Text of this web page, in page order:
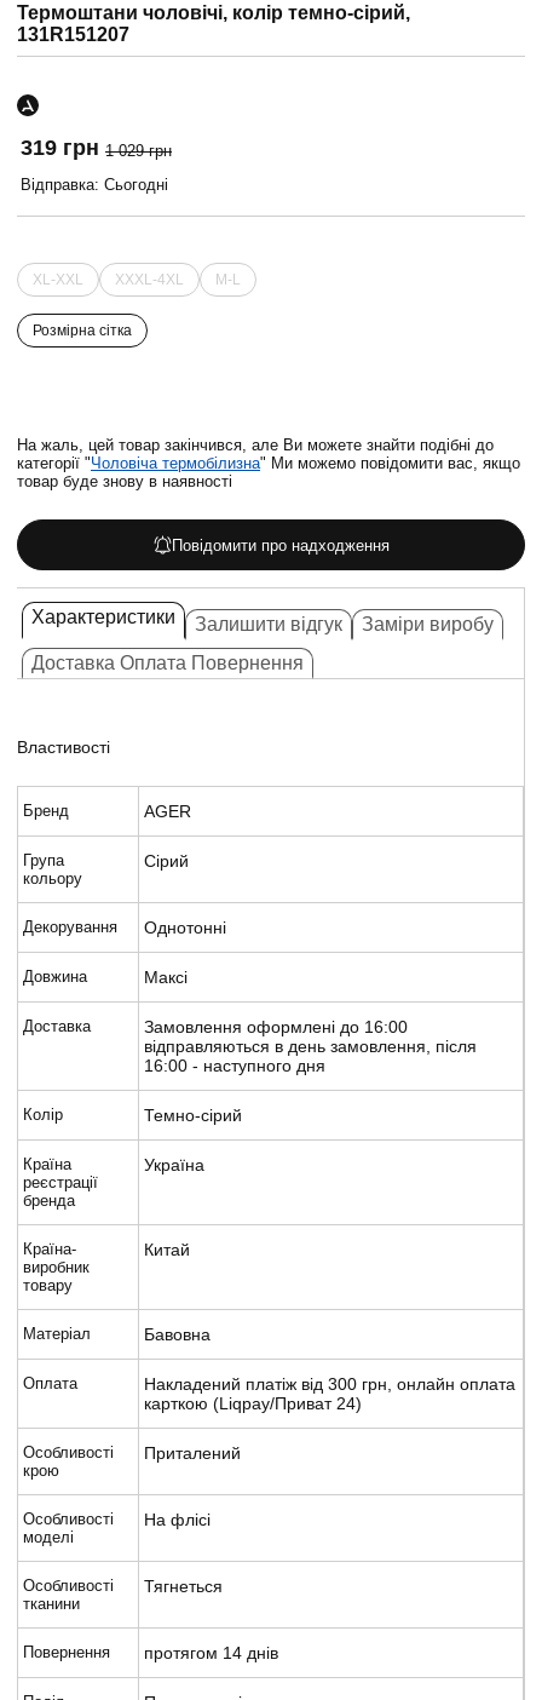
Термоштани чоловічі, колір темно-сірий,
131R151207
319 грн 1 029 грн
Відправка: Сьогодні
XL-XXL XXXL-4XL M-L
Розмірна сітка
На жаль, цей товар закінчився, але Ви можете знайти подібні до
категорії "Чоловіча термобілизна" Ми можемо повідомити вас, якщо
товар буде знову в наявності
Повідомити про надходження
Характеристики Залишити відгук
Заміри виробу
Доставка Оплата Повернення
Властивості
Бренд AGER
Група
кольору
Сірий
Декорування Однотонні
Довжина Максі
Доставка
Замовлення оформлені до 16:00
відправляються в день замовлення, після
16:00 - наступного дня
Колір Темно-сірий
Країна
реєстрації
бренда
Україна
Країна-
виробник
товару
Китай
Матеріал Бавовна
Оплата
Накладений платіж від 300 грн, онлайн оплата
карткою (Liqpay/Приват 24)
Особливості
крою
Приталений
Особливості
моделі
На флісі
Особливості
тканини
Тягнеться
Повернення протягом 14 днів